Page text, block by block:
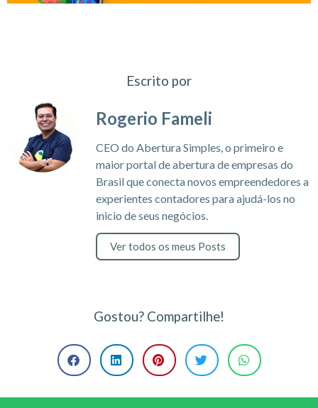
Escrito por
Rogerio Fameli
CEO do Abertura Simples, o primeiro e
maior portal de abertura de empresas do
Brasil que conecta novos empreendedores a
experientes contadores para ajudá-los no
inicio de seus negócios.
Ver todos os meus Posts
Gostou? Compartilhe!